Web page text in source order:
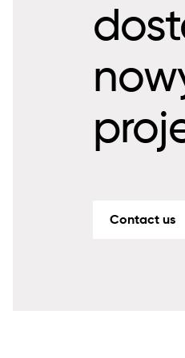
Contact us